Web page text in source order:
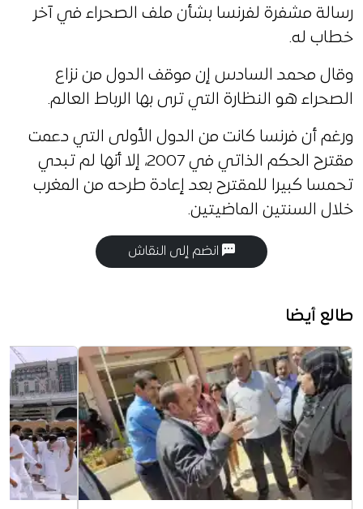
رسالة مشفرة لفرنسا بشأن ملف الصحراء في آخر
خطاب له.
وقال محمد السادس إن موقف الدول من نزاع
الصحراء هو النظارة التي ترى بها الرباط العالم.
ورغم أن فرنسا كانت من الدول الأولى التي دعمت
مقترح الحكم الذاتي في 2007، إلا أنها لم تبدي
تحمسا كبيرا للمقترح بعد إعادة طرحه من المغرب
خلال السنتين الماضيتين.
انضم إلى النقاش
طالع أيضا